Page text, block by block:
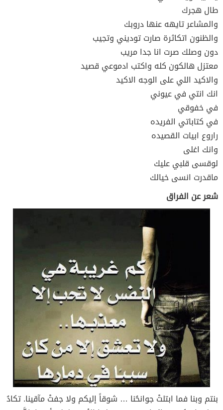
طال هجرك
والمشاعر تايهه عنها دروبك
والظنون اتكاثرة صارت توديني وتجيب
دون وصلك صرت انا جدا مريب
معتزل هالكون كله واكتب ادموعي قصيد
والاكيد اللي على الوجه الاكيد
انك انتي في عيوني
في خفوقي
في كتاباتي الفريده
راروع ابيات القصيده
وانك اغلى
لوقسى قلبي عليك
ماقدرت انسى خيالك
شعر عن الفراق
بنتم وبنا فما ابتلتْ جوانحُنا … شوقاً إليكم ولا جفتْ مآقينا. تكادُ